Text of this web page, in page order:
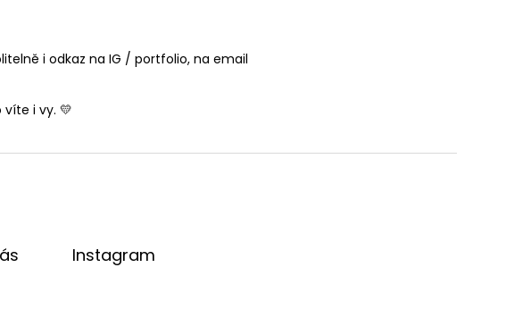
i odkaz na IG / portfolio,na email
i vy. 💛
Instagram